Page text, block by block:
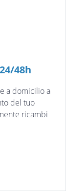
48h
a domicilio a
del tuo
ricambi